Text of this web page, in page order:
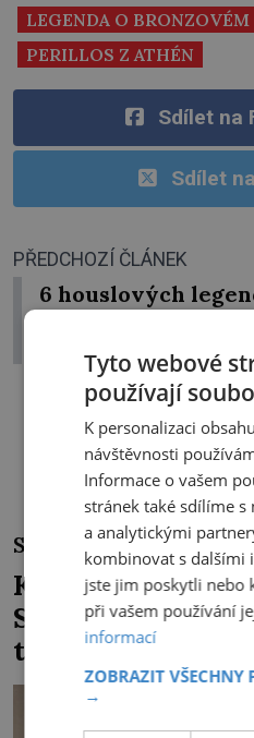
LEGENDA O
PERILLOS Z ATHÉN
Sdílet na
Sdílet
PŘEDCHOZÍ ČLÁNEK
6 houslových
Páni z Koldic
SOUVISEJÍCÍ ČLÁNKY
Kněz Bohuslav
StB byly horší
trýznění
Tyto webové
používají
K personalizaci
návštěvnosti
Informace o vašem
stránek také sdílíme
a analytickými
kombinovat s dalšími
jste jim poskytli nebo
při vašem používání
informací
ZOBRAZIT VŠECHNY
→